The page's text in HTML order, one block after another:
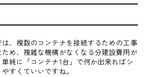
、複数のコンテナを接続するための工事
め、複雑な機構がなくなる分建設費用が
純に「コンテナ1台」で何か出来ればシ
すくていいですね。